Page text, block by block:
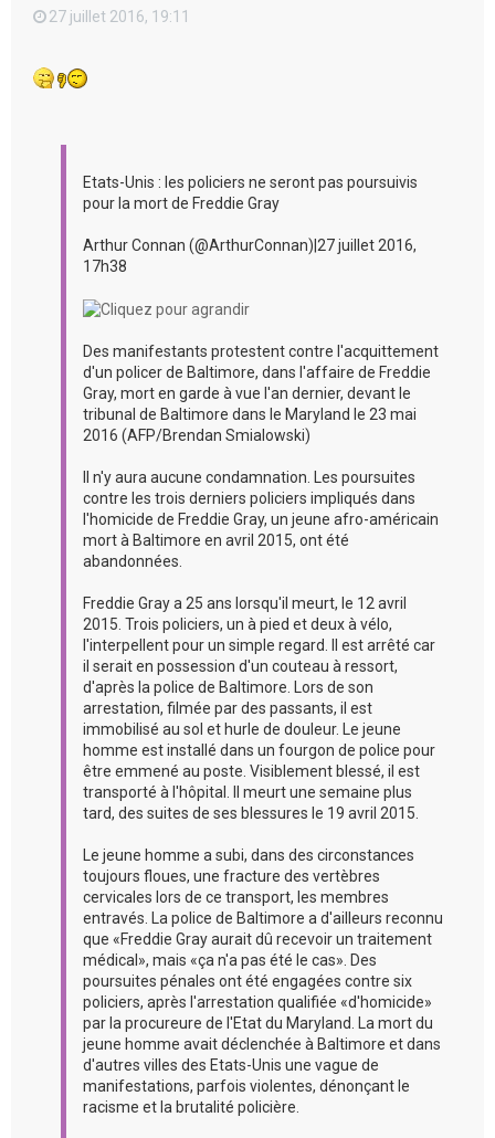
27 juillet 2016, 19:11
Etats-Unis : les policiers ne seront pas poursuivis
pour la mort de Freddie Gray
Arthur Connan (@ArthurConnan)|27 juillet 2016,
17h38
Des manifestants protestent contre l'acquittement
d'un policer de Baltimore, dans l'affaire de Freddie
Gray, mort en garde à vue l'an dernier, devant le
tribunal de Baltimore dans le Maryland le 23 mai
2016 (AFP/Brendan Smialowski)
Il n'y aura aucune condamnation. Les poursuites
contre les trois derniers policiers impliqués dans
l'homicide de Freddie Gray, un jeune afro-américain
mort à Baltimore en avril 2015, ont été
abandonnées.
Freddie Gray a 25 ans lorsqu'il meurt, le 12 avril
2015. Trois policiers, un à pied et deux à vélo,
l'interpellent pour un simple regard. Il est arrêté car
il serait en possession d'un couteau à ressort,
d'après la police de Baltimore. Lors de son
arrestation, filmée par des passants, il est
immobilisé au sol et hurle de douleur. Le jeune
homme est installé dans un fourgon de police pour
être emmené au poste. Visiblement blessé, il est
transporté à l'hôpital. Il meurt une semaine plus
tard, des suites de ses blessures le 19 avril 2015.
Le jeune homme a subi, dans des circonstances
toujours floues, une fracture des vertèbres
cervicales lors de ce transport, les membres
entravés. La police de Baltimore a d'ailleurs reconnu
que «Freddie Gray aurait dû recevoir un traitement
médical», mais «ça n'a pas été le cas». Des
poursuites pénales ont été engagées contre six
policiers, après l'arrestation qualifiée «d'homicide»
par la procureure de l'Etat du Maryland. La mort du
jeune homme avait déclenchée à Baltimore et dans
d'autres villes des Etats-Unis une vague de
manifestations, parfois violentes, dénonçant le
racisme et la brutalité policière.